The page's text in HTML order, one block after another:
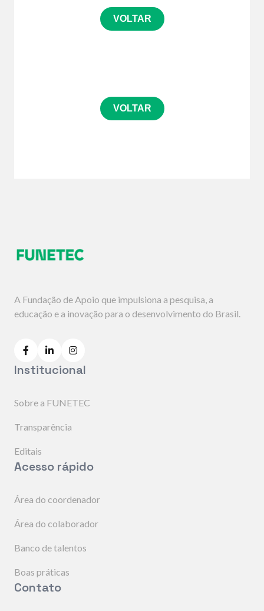
VOLTAR
VOLTAR
A Fundação de Apoio que impulsiona a pesquisa, a
educação e a inovação para o desenvolvimento do Brasil.
Institucional
Sobre a FUNETEC
Transparência
Editais
Acesso rápido
Área do coordenador
Área do colaborador
Banco de talentos
Boas práticas
Contato